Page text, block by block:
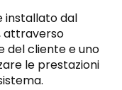
installato dal
attraverso
del cliente e uno
le prestazioni